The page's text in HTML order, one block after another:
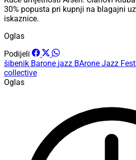
30% popusta pri kupnji na blagajni
iskaznice.
Oglas
Podijeli
šibenik Barone jazz BArone Jazz
collective
Oglas